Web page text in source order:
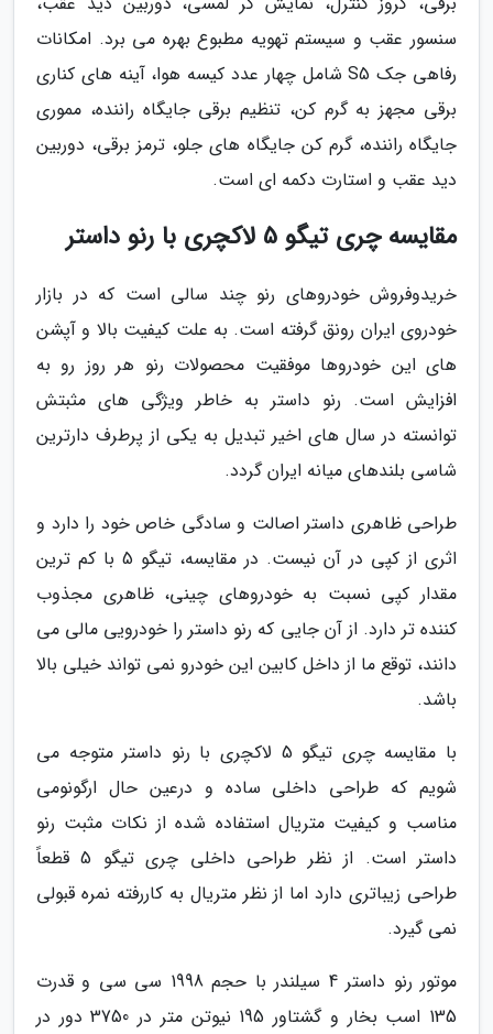
سنسور عقب و سیستم تهویه مطبوع بهره می برد. امکانات
رفاهی جک S5 شامل چهار عدد کیسه هوا، آینه های کناری
برقی مجهز به گرم کن، تنظیم برقی جایگاه راننده، مموری
جایگاه راننده، گرم کن جایگاه های جلو، ترمز برقی، دوربین
دید عقب و استارت دکمه ای است.
مقایسه چری تیگو 5 لاکچری با رنو داستر
خریدوفروش خودروهای رنو چند سالی است که در بازار
خودروی ایران رونق گرفته است. به علت کیفیت بالا و آپشن
های این خودروها موفقیت محصولات رنو هر روز رو به
افزایش است. رنو داستر به خاطر ویژگی های مثبتش
توانسته در سال های اخیر تبدیل به یکی از پرطرف دارترین
شاسی بلندهای میانه ایران گردد.
طراحی ظاهری داستر اصالت و سادگی خاص خود را دارد و
اثری از کپی در آن نیست. در مقایسه، تیگو 5 با کم ترین
مقدار کپی نسبت به خودروهای چینی، ظاهری مجذوب
کننده تر دارد. از آن جایی که رنو داستر را خودرویی مالی می
دانند، توقع ما از داخل کابین این خودرو نمی تواند خیلی بالا
باشد.
با مقایسه چری تیگو 5 لاکچری با رنو داستر متوجه می
شویم که طراحی داخلی ساده و درعین حال ارگونومی
مناسب و کیفیت متریال استفاده شده از نکات مثبت رنو
داستر است. از نظر طراحی داخلی چری تیگو 5 قطعاً
طراحی زیباتری دارد اما از نظر متریال به کاررفته نمره قبولی
نمی گیرد.
موتور رنو داستر 4 سیلندر با حجم 1998 سی سی و قدرت
135 اسب بخار و گشتاور 195 نیوتن متر در 3750 دور در